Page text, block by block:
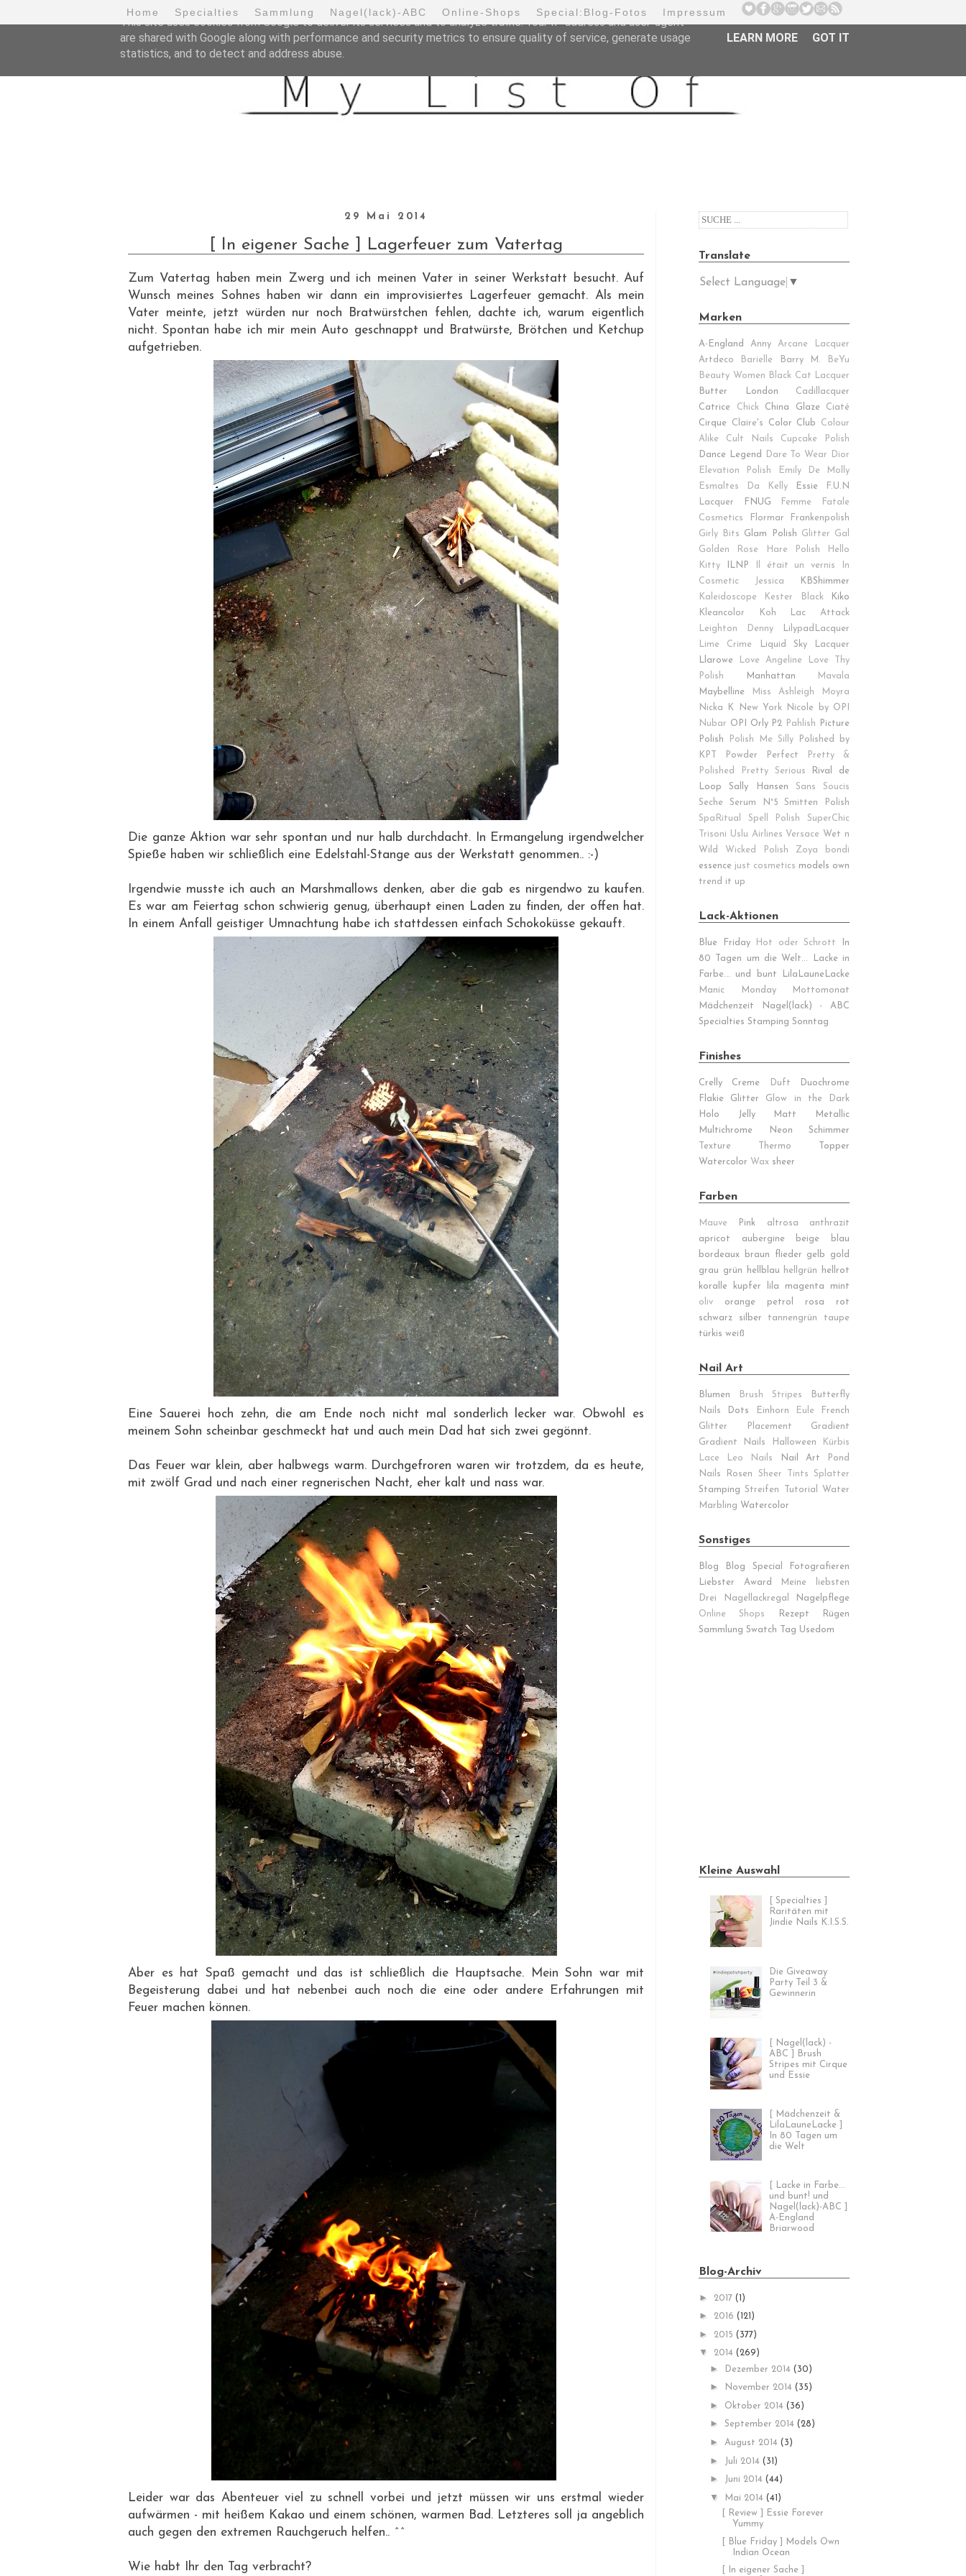
Home Specialties Sammlung Nagel(lack)-ABC Online-Shops Special:Blog-Fotos Impressum
29 Mai 2014
[ In eigener Sache ] Lagerfeuer zum Vatertag
Zum Vatertag haben mein Zwerg und ich meinen Vater in seiner Werkstatt besucht. Auf
Wunsch meines Sohnes haben wir dann ein improvisiertes Lagerfeuer gemacht. Als mein
Vater meinte, jetzt würden nur noch Bratwürstchen fehlen, dachte ich, warum eigentlich
nicht. Spontan habe ich mir mein Auto geschnappt und Bratwürste, Brötchen und Ketchup
aufgetrieben.
Die ganze Aktion war sehr spontan und nur halb durchdacht. In Ermangelung irgendwelcher
Spieße haben wir schließlich eine Edelstahl-Stange aus der Werkstatt genommen.. :-)
Irgendwie musste ich auch an Marshmallows denken, aber die gab es nirgendwo zu kaufen.
Es war am Feiertag schon schwierig genug, überhaupt einen Laden zu finden, der offen hat.
In einem Anfall geistiger Umnachtung habe ich stattdessen einfach Schokoküsse gekauft.
Eine Sauerei hoch zehn, die am Ende noch nicht mal sonderlich lecker war. Obwohl es
meinem Sohn scheinbar geschmeckt hat und auch mein Dad hat sich zwei gegönnt.
Das Feuer war klein, aber halbwegs warm. Durchgefroren waren wir trotzdem, da es heute,
mit zwölf Grad und nach einer regnerischen Nacht, eher kalt und nass war.
Aber es hat Spaß gemacht und das ist schließlich die Hauptsache. Mein Sohn war mit
Begeisterung dabei und hat nebenbei auch noch die eine oder andere Erfahrungen mit
Feuer machen können.
Leider war das Abenteuer viel zu schnell vorbei und jetzt müssen wir uns erstmal wieder
aufwärmen - mit heißem Kakao und einem schönen, warmen Bad. Letzteres soll ja angeblich
auch gegen den extremen Rauchgeruch helfen.. ^^
Wie habt Ihr den Tag verbracht?
Translate
Select Language ▼
Marken
A-England Anny
Arcane Lacquer
Artdeco
Barielle Barry M.
BeYu
Beauty Women
Black Cat Lacquer
Butter London
Cadillacquer
Catrice
Chick China Glaze
Ciaté
Cirque
Claire's Color Club
Colour
Alike
Cult Nails
Cupcake Polish
Dance Legend
Dare To Wear
Dior
Elevation Polish
Emily De Molly
Esmaltes Da Kelly
Essie
F.U.N
Lacquer
FNUG
Femme Fatale
Cosmetics
Flormar
Frankenpolish
Girly Bits
Glam Polish
Glitter Gal
Golden Rose
Hare Polish
Hello
Kitty
ILNP Il était un vernis
In
Cosmetic
Jessica
KBShimmer
Kaleidoscope
Kester Black
Kiko
Kleancolor
Koh
Lac Attack
Leighton Denny
LilypadLacquer
Lime Crime
Liquid Sky Lacquer
Llarowe
Love Angeline
Love Thy
Polish
Manhattan
Mavala
Maybelline
Miss Ashleigh
Moyra
Nicka K New York
Nicole by OPI
Nubar OPI Orly P2 Pahlish
Picture
Polish
Polish Me Silly
Polished by
KPT
Powder Perfect
Pretty &
Polished
Pretty Serious
Rival de
Loop
Sally Hansen
Sans Soucis
Seche
Serum N°5
Smitten Polish
SpaRitual
Spell Polish
SuperChic
Trisoni Uslu Airlines Versace Wet n
Wild
Wicked Polish Zoya
bondi
essence just cosmetics models own
trend it up
Lack-Aktionen
Blue Friday Hot oder Schrott
In
80 Tagen um die Welt...
Lacke in
Farbe... und bunt
LilaLauneLacke
Manic Monday
Mottomonat
Mädchenzeit
Nagel(lack) - ABC
Specialties Stamping Sonntag
Finishes
Crelly Creme Duft
Duochrome
Flakie
Glitter
Glow in the Dark
Holo
Jelly Matt
Metallic
Multichrome
Neon
Schimmer
Texture
Thermo
Topper
Watercolor Wax sheer
Farben
Mauve Pink altrosa
anthrazit
apricot
aubergine beige
blau
bordeaux
braun flieder gelb
gold
grau
grün hellblau hellgrün
hellrot
koralle
kupfer lila magenta
mint
oliv
orange petrol rosa
rot
schwarz
silber tannengrün
taupe
türkis weiß
Nail Art
Blumen Brush Stripes
Butterfly
Nails
Dots Einhorn Eule
French
Glitter Placement
Gradient
Gradient Nails
Halloween
Kürbis
Lace
Leo Nails Nail Art
Pond
Nails
Rosen Sheer Tints
Splatter
Stamping Streifen Tutorial
Water
Marbling Watercolor
Sonstiges
Blog Blog Special
Fotografieren
Liebster Award
Meine liebsten
Drei
Nagellackregal
Nagelpflege
Online Shops
Rezept
Rügen
Sammlung Swatch Tag Usedom
Kleine Auswahl
[ Specialties ]
Raritäten mit
Jindie Nails K.I.S.S.
Die Giveaway
Party Teil 3 &
Gewinnerin
[ Nagel(lack) -
ABC ] Brush
Stripes mit Cirque
und Essie
[ Mädchenzeit &
LilaLauneLacke ]
In 80 Tagen um
die Welt
[ Lacke in Farbe...
und bunt! und
Nagel(lack)-ABC ]
A-England
Briarwood
Blog-Archiv
► 2017 (1)
► 2016 (121)
► 2015 (377)
▼ 2014 (269)
► Dezember 2014(30)
► November 2014(35)
► Oktober 2014(36)
►September 2014(28)
►August 2014(3)
► Juli 2014(31)
► Juni 2014(44)
▼ Mai 2014(41)
[ Review ] Essie Forever
Yummy
[ Blue Friday ] Models Own
Indian Ocean
[ In eigener Sache ]
This site uses cookies from Google to deliver its services and to analyze traffic. Your IP address and user-agent
are shared with Google along with performance and security metrics to ensure quality of service, generate usage
statistics, and to detect and address abuse.
LEARN MORE GOT IT